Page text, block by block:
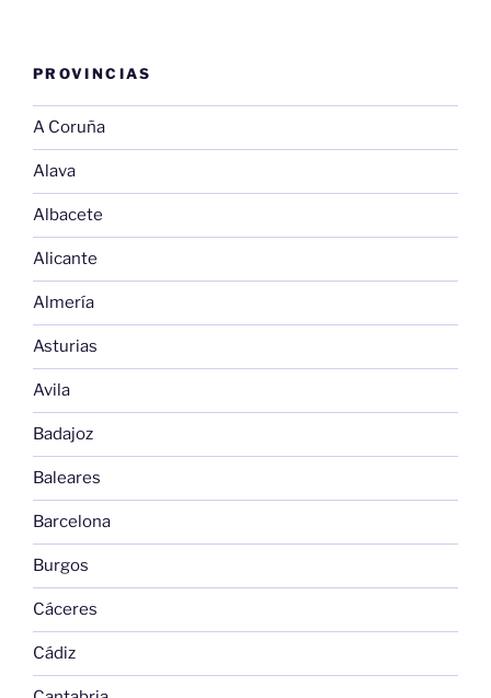
PROVINCIAS
A Coruña
Alava
Albacete
Alicante
Almería
Asturias
Avila
Badajoz
Baleares
Barcelona
Burgos
Cáceres
Cádiz